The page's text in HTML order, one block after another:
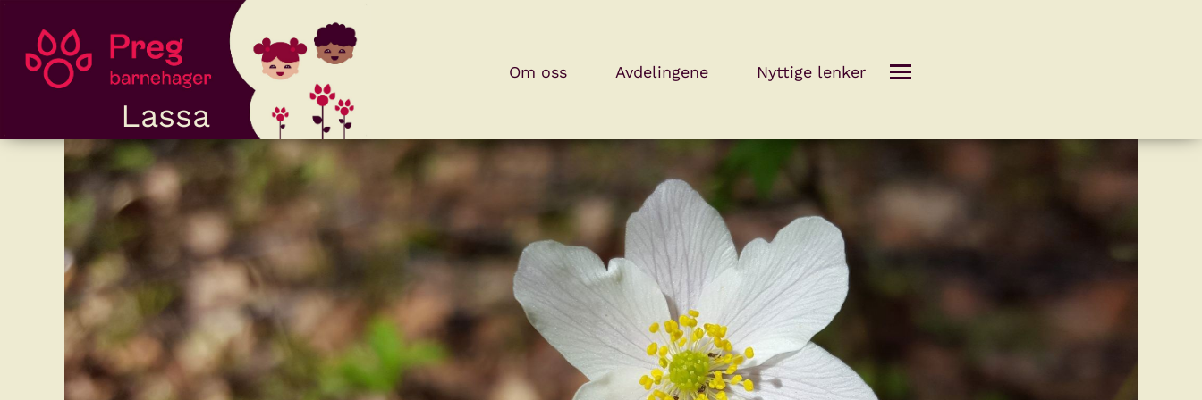
Lassa
Om oss Avdelingene Nyttige lenker
Kontakt
Mine sider